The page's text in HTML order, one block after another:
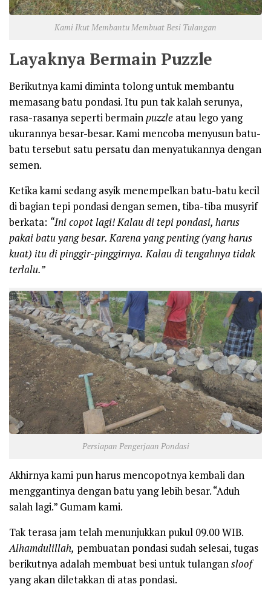
Kami Ikut Membantu Membuat Besi Tulangan
Layaknya Bermain Puzzle
Berikutnya kami diminta tolong untuk membantu
memasang batu pondasi. Itu pun tak kalah serunya,
rasa-rasanya seperti bermainpuzzle atau lego yang
ukurannya besar-besar. Kami mencoba menyusun batu-
batu tersebut satu persatu dan menyatukannya dengan
semen.
Ketika kami sedang asyik menempelkan batu-batu kecil
di bagian tepi pondasi dengan semen, tiba-tiba musyrif
berkata: “Ini copot lagi!Kalau di tepi pondasi, harus
pakai batu yang besar.Karena yang penting(yang harus
kuat) itu di pinggir-pinggirnya. Kalau di tengahnya tidak
terlalu.”
Persiapan Pengerjaan Pondasi
Akhirnya kami pun harus mencopotnya kembali dan
menggantinya dengan batu yang lebih besar. “Aduh
salah lagi.” Gumam kami.
Tak terasa jam telah menunjukkan pukul 09.00 WIB.
Alhamdulillah, pembuatan pondasi sudah selesai, tugas
berikutnya adalah membuat besi untuk tulangansloof
yang akan diletakkan di atas pondasi.